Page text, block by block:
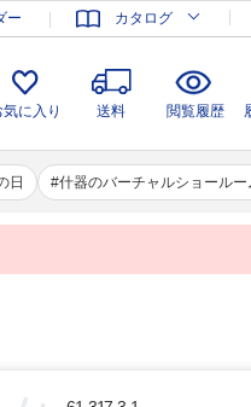
ー カタログ
気に入り 送料 閲覧履歴
日 什器のバーチャルショールー
お気に入り 送料 閲覧履歴